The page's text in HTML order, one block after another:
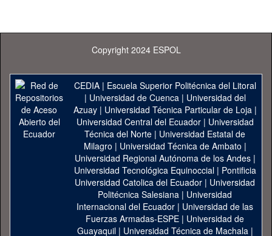
Copyright 2024 ESPOL
CEDIA| Escuela Superior Politécnica del Litoral
| Universidad de Cuenca| Universidad del
Azuay| Universidad Técnica Particular de Loja|
Universidad Central del Ecuador| Universidad
Técnica del Norte | Universidad Estatal de
Milagro | Universidad Técnica de Ambato |
Universidad Regional Autónoma de los Andes|
Universidad Tecnológica Equinoccial| Pontificia
Universidad Catolica del Ecuador | Universidad
Politécnica Salesiana | Universidad
Internacional del Ecuador | Universidad de las
Fuerzas Armadas-ESPE | Universidad de
Guayaquil| Universidad Técnica de Machala|